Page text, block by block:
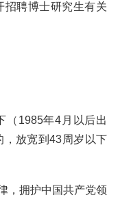
招聘博士研究生有关
（1985年4月以后出
，放宽到43周岁以下
，拥护中国共产党领